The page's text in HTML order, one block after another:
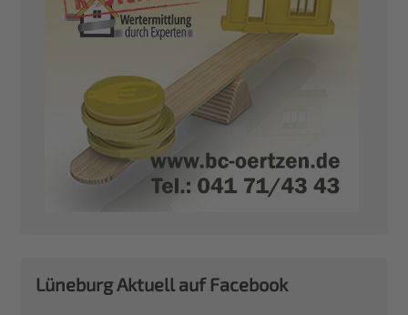
Lüneburg Aktuell auf Facebook